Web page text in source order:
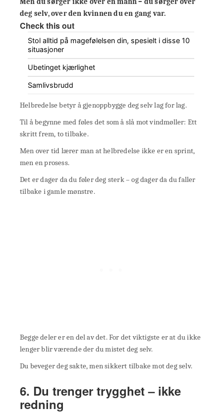
deg selv, over den kvinnen du en gang var.
Check this out
Stol alltid på magefølelsen din, spesielt i disse 10
situasjoner
Ubetinget kjærlighet
Samlivsbrudd
Helbredelse betyr å gjenoppbygge deg selv lag for lag.
Til å begynne med føles det som å slå mot vindmøller: Ett
skritt frem, to tilbake.
Men over tid lærer man at helbredelse ikke er en sprint,
men en prosess.
Det er dager da du føler deg sterk – og dager da du faller
tilbake i gamle mønstre.
Begge deler er en del av det. For det viktigste er at du ikke
lenger blir værende der du mistet deg selv.
Du beveger deg sakte, men sikkert tilbake mot deg selv.
6. Du trenger trygghet – ikke
redning